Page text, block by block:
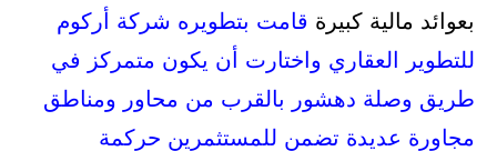
بعوائد مالية كبيرة قامت بتطويره شركة أركوم
للتطوير العقاري واختارت أن يكون متمركز في
طريق وصلة دهشور بالقرب من محاور ومناطق
مجاورة عديدة تضمن للمستثمرين حركمة